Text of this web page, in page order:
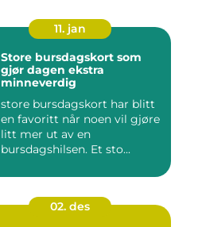
11. jan
Store bursdagskort som
gjør dagen ekstra
minneverdig
store bursdagskort har blitt
en favoritt når noen vil gjøre
litt mer ut av en
bursdagshilsen. Et sto...
02. des